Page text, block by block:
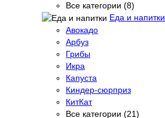
Все категории (8)
Еда и напитки
Авокадо
Арбуз
Грибы
Икра
Капуста
Киндер-сюрприз
КитКат
Все категории (21)